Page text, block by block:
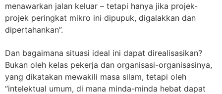
menawarkan jalan keluar – tetapi hanya jika projek-
projek peringkat mikro ini dipupuk, digalakkan dan
dipertahankan”.
Dan bagaimana situasi ideal ini dapat direalisasikan?
Bukan oleh kelas pekerja dan organisasi-organisasinya,
yang dikatakan mewakili masa silam, tetapi oleh
“intelektual umum, di mana minda-minda hebat dapat